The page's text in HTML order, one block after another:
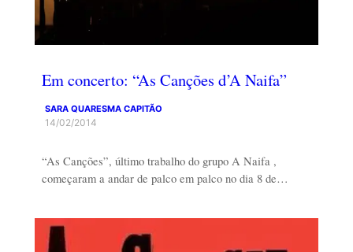
Em concerto: “As Canções d’A Naifa”
SARA QUARESMA CAPITÃO
14/02/2014
“As Canções”, último trabalho do grupo A Naifa ,
começaram a andar de palco em palco no dia 8 de…